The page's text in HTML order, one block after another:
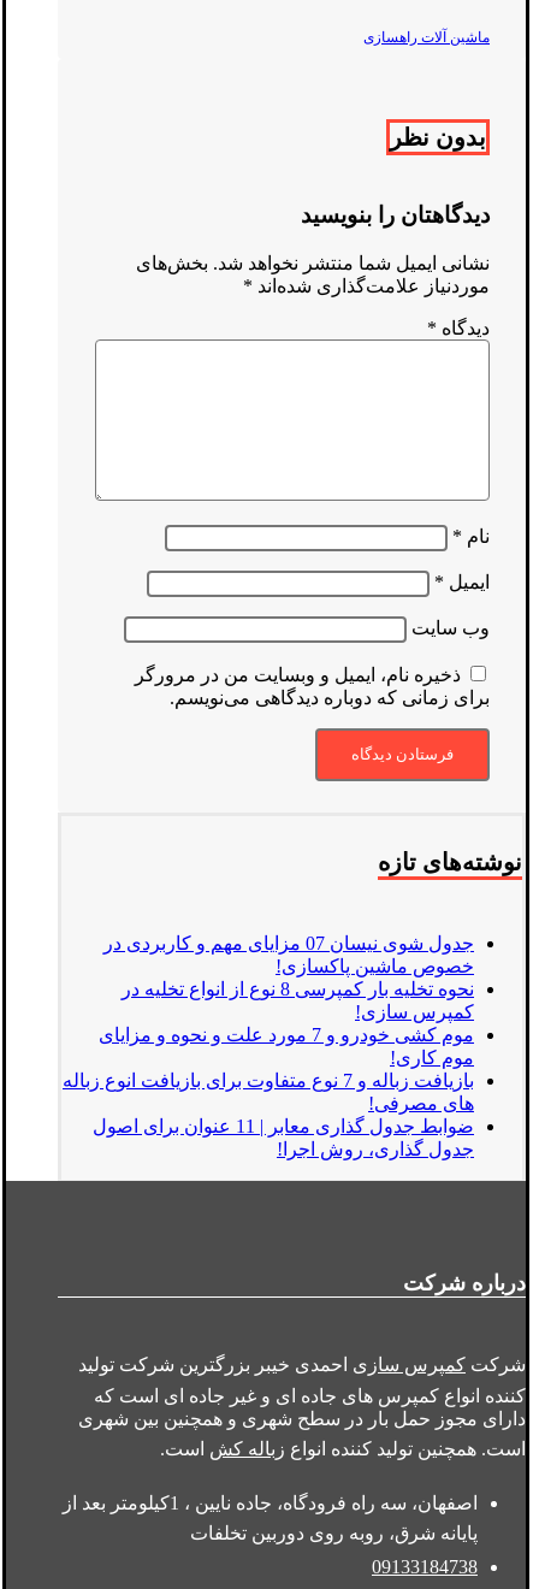
ماشین آلات راهسازی
بدون نظر
دیدگاهتان را بنویسید
نشانی ایمیل شما منتشر نخواهد شد. بخش‌های
موردنیاز علامت‌گذاری شده‌اند *
دیدگاه *
نام *
ایمیل *
وب‌ سایت
ذخیره نام، ایمیل و وبسایت من در مرورگر
برای زمانی که دوباره دیدگاهی می‌نویسم.
نوشته‌های تازه
جدول شوی نیسان 07 مزایای مهم و کاربردی در
خصوص ماشین پاکسازی!
نحوه تخلیه بار کمپرسی 8 نوع از انواع تخلیه در
کمپرس سازی!
موم کشی خودرو و 7 مورد علت و نحوه و مزایای
موم کاری!
بازیافت زباله و 7 نوع متفاوت برای بازیافت انوع زباله
های مصرفی!
ضوابط جدول گذاری معابر | 11 عنوان برای اصول
جدول گذاری، روش اجرا!
درباره شرکت
شرکت کمپرس سازی احمدی خیبر بزرگترین شرکت تولید
کننده انواع کمپرس های جاده ای و غیر جاده ای است که
دارای مجوز حمل بار در سطح شهری و همچنین بین شهری
است. همچنین تولید کننده انواع زباله کش است.
اصفهان، سه راه فرودگاه، جاده نایین ، 1کیلومتر بعد از
پایانه شرق، روبه روی دوربین تخلفات
09133184738